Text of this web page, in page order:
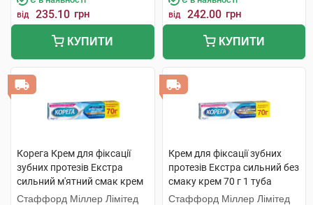
від 235.10 грн
КУПИТИ
від 242.00 грн
КУПИТИ
Корега Крем для фіксації
зубних протезів Екстра
сильний м'ятний смак крем
70 г 1 шт
Стаффорд Міллер Лімітед
Крем для фіксації зубних
протезів Екстра сильний без
смаку крем 70 г 1 туба
Стаффорд Міллер Лімітед